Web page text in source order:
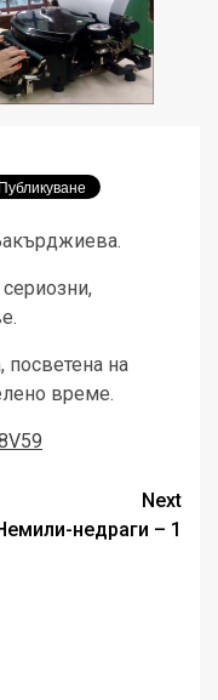
посветена на
време.
Next
недраги – 1